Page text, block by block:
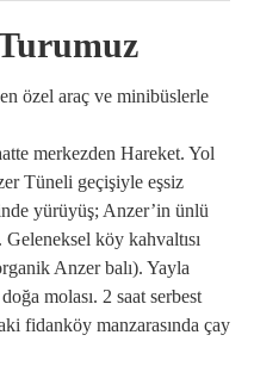
özel araç ve minibüslerle
merkezden Hareket. Yol
Tüneli geçişiyle eşsiz
yürüyüş; Anzer’in ünlü
Geleneksel köy kahvaltısı
Anzer balı). Yayla
molası. 2 saat serbest
fidanköy manzarasında çay